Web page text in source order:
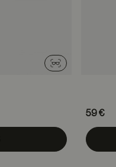
Probador
59 €